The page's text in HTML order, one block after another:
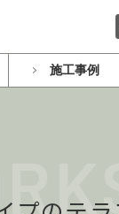
施工事例